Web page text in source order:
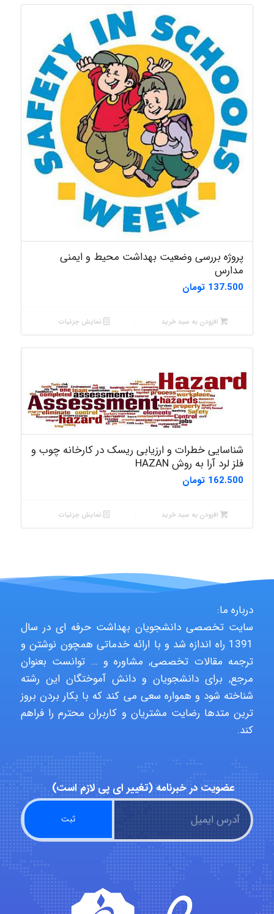
پروژه بررسی وضعیت بهداشت محیط و ایمنی
مدارس
137.500 تومان
افزودن به سبد خرید نمایش جزئیات
شناسایی خطرات و ارزیابی ریسک در کارخانه چوب و
فلز لرد آرا به روش HAZAN
162.500 تومان
افزودن به سبد خرید نمایش جزئیات
درباره ما:
سایت تخصصی دانشجویان بهداشت حرفه ای در سال
1391 راه اندازه شد و با ارائه خدماتی همچون نوشتن و
ترجمه مقالات تخصصی, مشاوره و … توانست بعنوان
مرجع, برای دانشجویان و دانش آموختگان این رشته
شناخته شود و همواره سعی می کند که با بکار بردن بروز
ترین متدها رضایت مشتریان و کاربران محترم را فراهم
کند.
عضویت در خبرنامه (تغییر ای پی لازم است)